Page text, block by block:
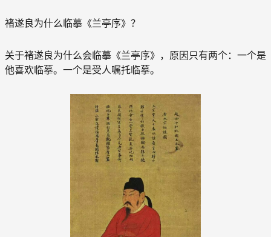
褚遂良为什么临摹《兰亭序》？
关于褚遂良为什么会临摹《兰亭序》，原因只有两个：一个是
他喜欢临摹。一个是受人嘱托临摹。